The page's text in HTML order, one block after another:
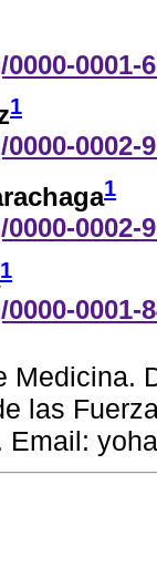
0001-
1
0002-
1
0002-
1
0001-
Medicina.
las
Email: